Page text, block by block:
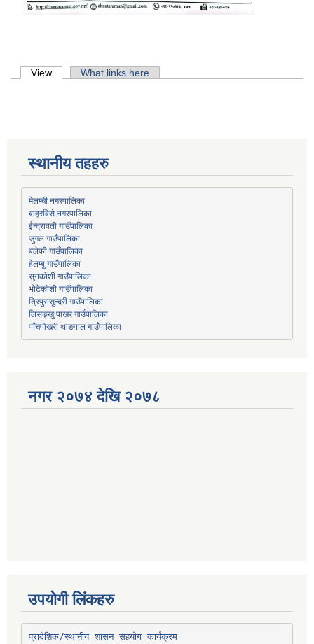
Primary tabs
View (active tab)What links here
स्थानीय तहहरु
मेलम्ची नगरपालिका
बाह्रविसे नगरपालिका
ईन्द्रावती गाउँपालिका
जुगल गाउँपालिका
बलेफी गाउँपालिका
हेलम्बु गाउँपालिका
सुनकोशी गाउँपालिका
भोटेकोशी गाउँपालिका
त्रिपुरासुन्दरी गाउँपालिका
लिसङ्खु पाखर गाउँपालिका
पाँचपोखरी थाङपाल गाउँपालिका
नगर २०७४ देखि २०७८
उपयोगी लिंकहरु
प्रादेशिक/स्थानीय शासन सहयोग कार्यक्रम